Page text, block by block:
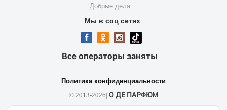
Добрые дела
Мы в соц сетях
Все операторы заняты
Политика конфиденциальности
© 2013-2026| О ДЕ ПАРФЮМ